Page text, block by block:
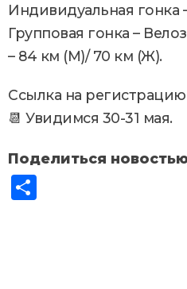
Индивидуальная гонка
Групповая гонка –
– 84 км (М)/ 70 км (Ж).
Ссылка на регистрацию
📆 Увидимся 30-31 мая.